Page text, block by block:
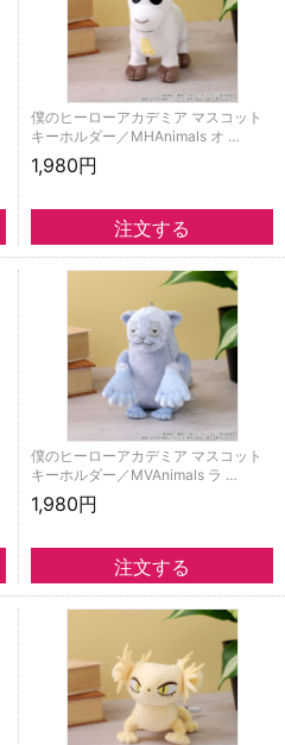
僕のヒーローアカデミア マスコット
キーホルダー／MHAnimals オ …
1,980円
僕のヒーローアカデミア マスコット
キーホルダー／MVAnimals ラ …
1,980円